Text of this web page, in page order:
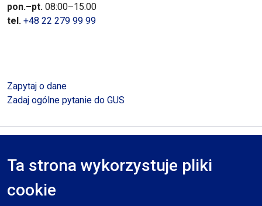
Ta strona wykorzystuje pliki
cookie
pon.–pt. 08:00–15:00
tel. +48 22 279 99 99
Zapytaj o dane
Zadaj ogólne pytanie do GUS
RODO